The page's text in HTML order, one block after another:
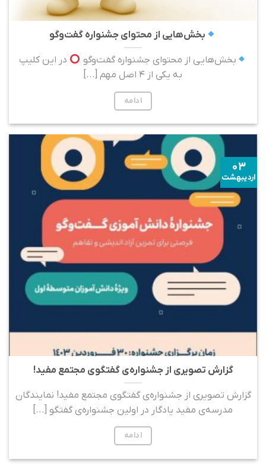
بخش‌هایی از محتوای جشنواره گفت‌و‌گو
بخش‌هایی از محتوای جشنواره گفت‌و‌گو
در این کلیپ
به یکی از ۴ اصل مهم [...]
ادامه
گزارش تصویری از جشنواره‌ی گفتگوی مجتمع مفید!
گزارش تصویری از جشنواره‌ی گفتگوی مجتمع مفید! نمایندگان
مدرسه‌ی مفید یادگار در اولین جشنواره‌ی گفتگو [...]
ادامه
۰۳
اردیبهشت